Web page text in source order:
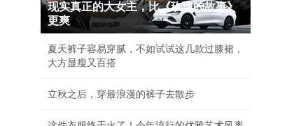
现实真正的大女主，比《玫瑰的故事》
更爽
夏天裤子容易穿腻，不如试试这几款过膝裙，
大方显瘦又百搭
立秋之后，穿最浪漫的裤子去散步